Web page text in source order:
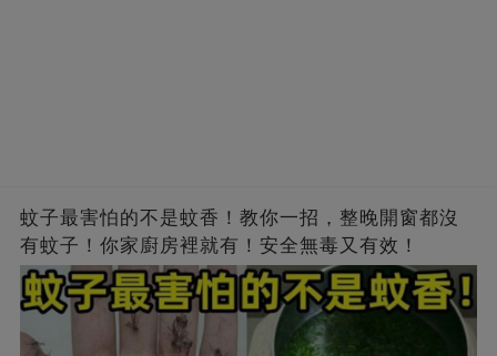
蚊子最害怕的不是蚊香！教你一招，整晚開窗都沒
有蚊子！你家廚房裡就有！安全無毒又有效！